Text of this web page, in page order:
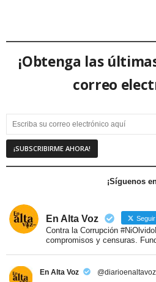
¡Obtenga las
correo
¡Síguenos
En Alta Voz Seguir
Contra la Corrupción
compromisos y censuras.
En Alta Voz @diarioenaltavoz